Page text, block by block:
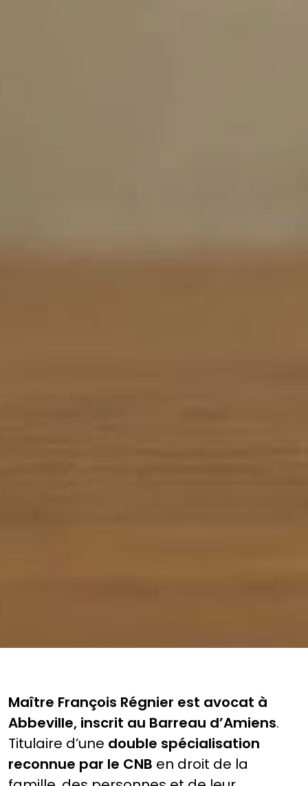
Maître François Régnier est avocat à
Abbeville, inscrit au Barreau d’Amiens.
Titulaire d’une double spécialisation
reconnue par le CNB en droit de la